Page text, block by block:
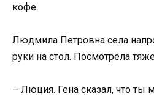
кофе.
Людмила Петровна села
руки на стол. Посмотрела
– Люция. Гена сказал, что ты